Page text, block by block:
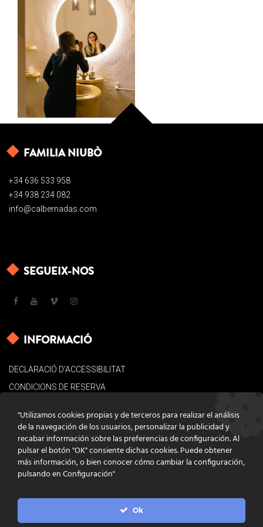
FAMILIA NIUBÒ
+34 636 533 958
+34 938 234 082
info@calbernadas.com
SEGUEIX-NOS
INFORMACIÓ
DECLARACIÓ D’ACCESSIBILITAT
CONDICIONS DE RESERVA
POLÍTICA DE COOKIES
CONTACTE
"Utilizamos cookies propias y de terceros para realizar el análisis
de la navegación de los usuarios, personalizar la publicidad y
recabar información sobre las preferencias de configuración. Al
pulsar el botón "OK" consiente dichas cookies. Puede obtener
más información, o bien conocer cómo cambiar la configuración,
pulsando en Configuración"
Ok